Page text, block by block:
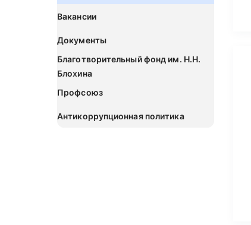
Вакансии
Документы
Благотворительный фонд им. Н.Н.
Блохина
Профсоюз
Антикоррупционная политика